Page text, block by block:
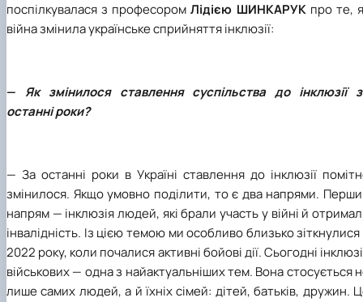
поспілкувалася з професоромЛідією ШИНКАРУКпро те,
війна змінила українське сприйняття інклюзії:
— Як змінилося ставлення суспільства до інклюзії
останні роки?
— За останні роки в Україні ставлення до інклюзії
змінилося. Якщо умовно поділити, то є два напрями.
напрям — інклюзія людей, які брали участь у війні й
інвалідність. Із цією темою ми особливо близько зіткнулися
2022 року, коли почалися активні бойові дії. Сьогодні
військових — одна з найактуальніших тем. Вона стосується
лише самих людей, а й їхніх сімей: дітей, батьків, дружин.